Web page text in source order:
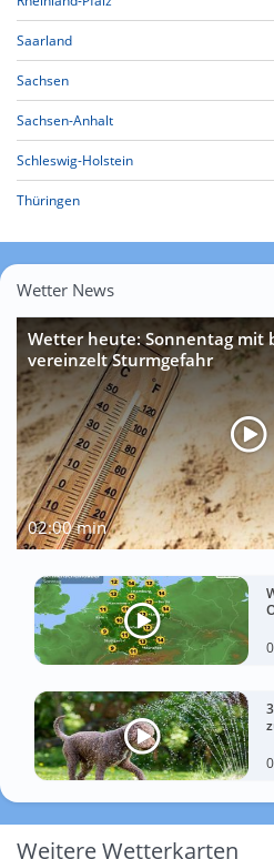
Saarland
Sachsen
Sachsen-Anhalt
Schleswig-Holstein
Thüringen
Wetter News
Wetter heute: Sonnentag mit
vereinzelt Sturmgefahr
02:00 min
Weitere Wetterkarten